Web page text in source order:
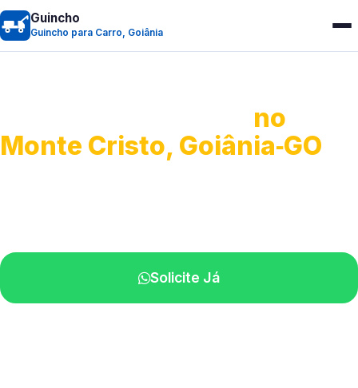
Guincho
Guincho para Carro, Goiânia
no
Monte Cristo, Goiânia‑GO
Solicite Já